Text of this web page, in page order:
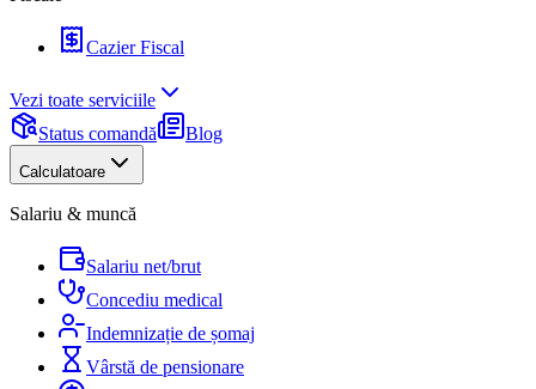
Cazier Fiscal
Vezi toate serviciile
Status comandă
Blog
Calculatoare
Salariu & muncă
Salariu net/brut
Concediu medical
Indemnizație de șomaj
Vârstă de pensionare